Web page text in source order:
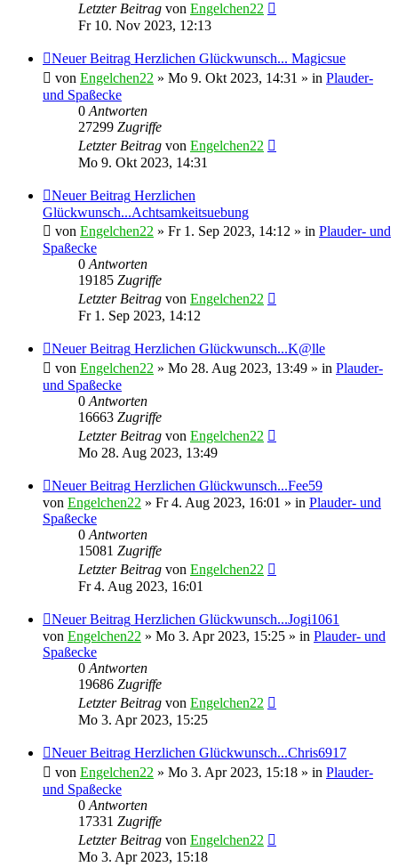
Letzter Beitrag von Engelchen22
Fr 10. Nov 2023, 12:13
Neuer Beitrag Herzlichen Glückwunsch... Magicsue
von Engelchen22 » Mo 9. Okt 2023, 14:31 » in Plauder-
und Spaßecke
0Antworten
27299 Zugriffe
Letzter Beitrag von Engelchen22
Mo 9. Okt 2023, 14:31
Neuer Beitrag Herzlichen
Glückwunsch...Achtsamkeitsuebung
von Engelchen22 » Fr 1. Sep 2023, 14:12 » in Plauder- und
Spaßecke
0Antworten
19185 Zugriffe
Letzter Beitrag von Engelchen22
Fr 1. Sep 2023, 14:12
Neuer Beitrag Herzlichen Glückwunsch...K@lle
von Engelchen22 » Mo 28. Aug 2023, 13:49 » in Plauder-
und Spaßecke
0Antworten
16663 Zugriffe
Letzter Beitrag von Engelchen22
Mo 28. Aug 2023, 13:49
Neuer Beitrag Herzlichen Glückwunsch...Fee59
von Engelchen22 » Fr 4. Aug 2023, 16:01 » in Plauder- und
Spaßecke
0Antworten
15081 Zugriffe
Letzter Beitrag von Engelchen22
Fr 4. Aug 2023, 16:01
Neuer Beitrag Herzlichen Glückwunsch...Jogi1061
von Engelchen22 » Mo 3. Apr 2023, 15:25 » in Plauder- und
Spaßecke
0Antworten
19686 Zugriffe
Letzter Beitrag von Engelchen22
Mo 3. Apr 2023, 15:25
Neuer Beitrag Herzlichen Glückwunsch...Chris6917
von Engelchen22 » Mo 3. Apr 2023, 15:18 » in Plauder-
und Spaßecke
0Antworten
17331 Zugriffe
Letzter Beitrag von Engelchen22
Mo 3. Apr 2023, 15:18